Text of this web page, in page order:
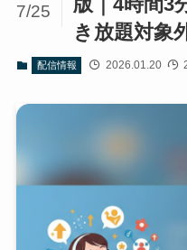
き放題対象
7/25
配信情報 2026.01.20